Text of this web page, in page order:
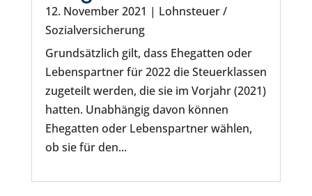
12. November 2021 | Lohnsteuer /
Sozialversicherung
Grundsätzlich gilt, dass Ehegatten oder
Lebenspartner für 2022 die Steuerklassen
zugeteilt werden, die sie im Vorjahr (2021)
hatten. Unabhängig davon können
Ehegatten oder Lebenspartner wählen,
ob sie für den...